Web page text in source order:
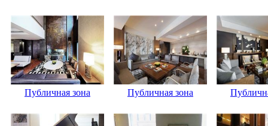
Публичная зона Публичная зона